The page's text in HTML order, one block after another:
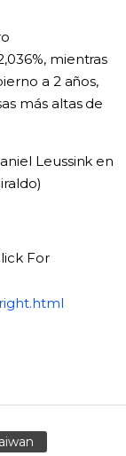
mientras
a 2 años,
más altas de
Leussink en
For